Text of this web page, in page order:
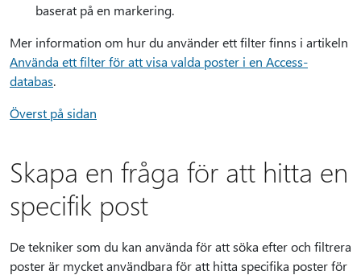
baserat på en markering.
Mer information om hur du använder ett filter finns i artikeln
Använda ett filter för att visa valda poster i en Access-
databas.
Överst på sidan
Skapa en fråga för att hitta en
specifik post
De tekniker som du kan använda för att söka efter och filtrera
poster är mycket användbara för att hitta specifika poster för